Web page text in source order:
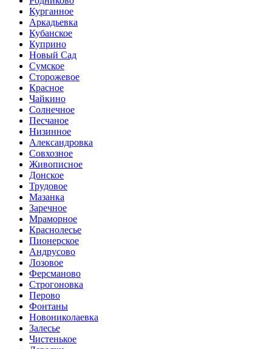
Курганное
Аркадьевка
Кубанское
Куприно
Новый Сад
Сумское
Сторожевое
Красное
Чайкино
Солнечное
Песчаное
Низинное
Александровка
Совхозное
Живописное
Донское
Трудовое
Мазанка
Заречное
Мраморное
Краснолесье
Пионерское
Андрусово
Лозовое
Ферсманово
Строгоновка
Перово
Фонтаны
Новониколаевка
Залесье
Чистенькое